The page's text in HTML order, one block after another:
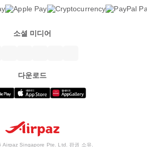
소셜 미디어
다운로드
Airpaz Singapore Pte. Ltd. 판권 소유.